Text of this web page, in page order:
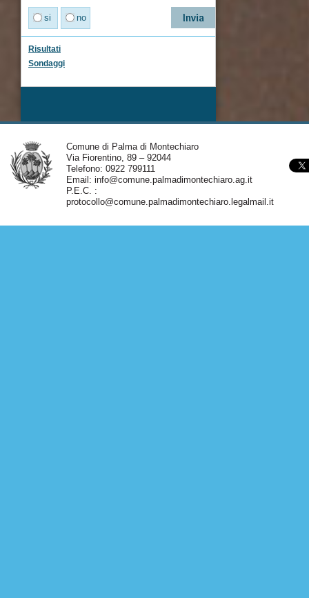
si no
Risultati
Sondaggi
Comune di Palma di Montechiaro
Via Fiorentino, 89 – 92044
Telefono: 0922 799111
Email: info@comune.palmadimontechiaro.ag.it
P.E.C. :
protocollo@comune.palmadimontechiaro.legalmail.it